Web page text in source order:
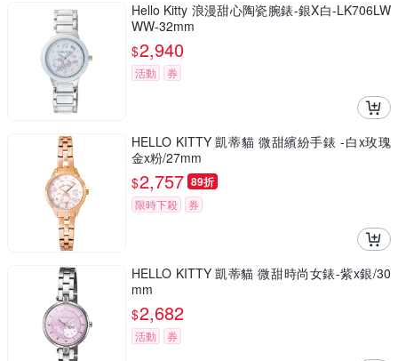
Hello Kitty 浪漫甜心陶瓷腕錶-銀X白-LK706LW
WW-32mm
$2,940
活動 券
HELLO KITTY 凱蒂貓 微甜繽紛手錶 -白x玫瑰
金x粉/27mm
$2,757 89折
限時下殺 券
HELLO KITTY 凱蒂貓 微甜時尚女錶-紫x銀/30
mm
$2,682
活動 券